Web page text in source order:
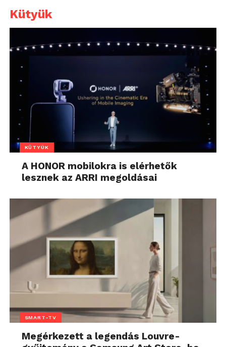
Kütyük
KÜTYÜK
A HONOR mobilokra is elérhetők
lesznek az ARRI megoldásai
SMART-TV
Megérkezett a legendás Louvre-